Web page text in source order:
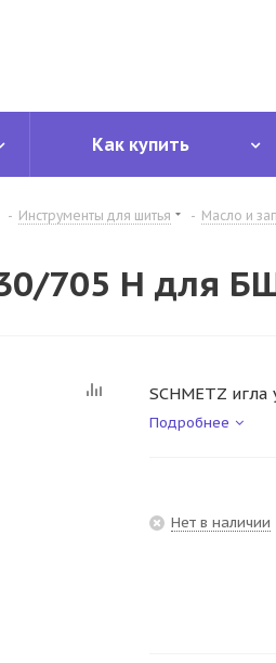
Как купить
- Инструменты для шитья - Масло и
705 Н для
SCHMETZ
Подробнее
Нет в наличии